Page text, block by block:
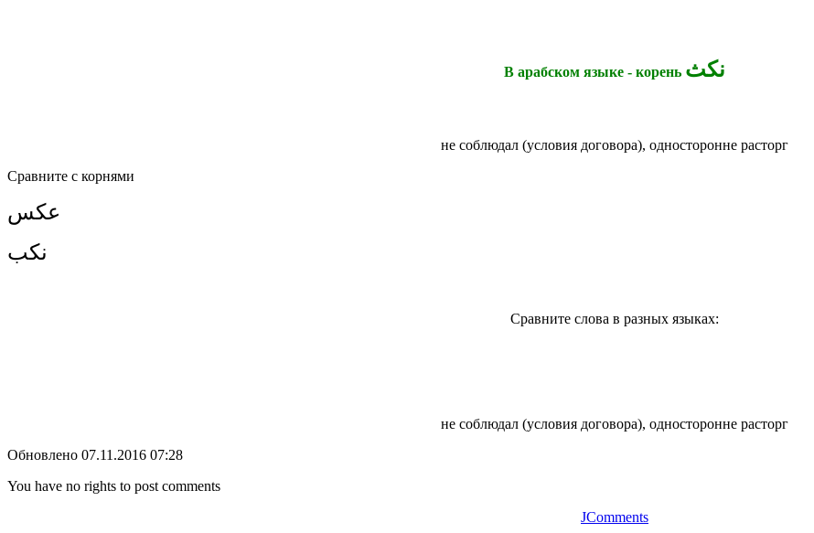
В арабском языке - корень نكث
не соблюдал (условия договора), односторонне расторг
Сравните с корнями
عكس
نكب
Сравните слова в разных языках:
не соблюдал (условия договора), односторонне расторг
Обновлено 07.11.2016 07:28
You have no rights to post comments
JComments